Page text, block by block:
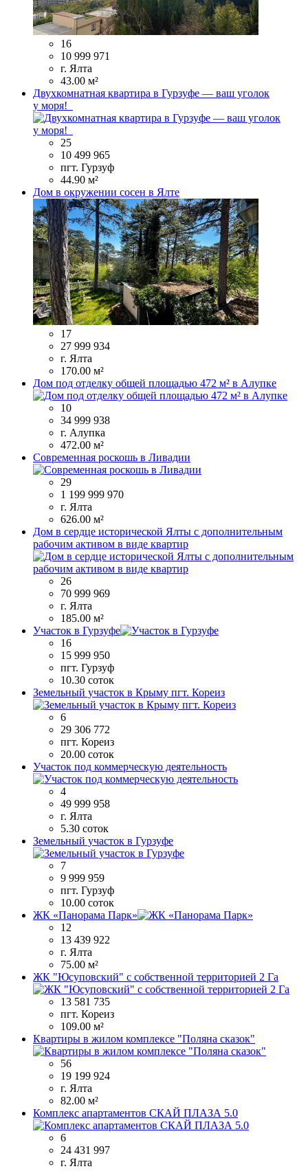
16
10 999 971
г. Ялта
43.00 м²
Двухкомнатная квартира в Гурзуфе — ваш уголок
у моря!
25
10 499 965
пгт. Гурзуф
44.90 м²
Дом в окружении сосен в Ялте
17
27 999 934
г. Ялта
170.00 м²
Дом под отделку общей площадью 472 м² в Алупке
10
34 999 938
г. Алупка
472.00 м²
Современная роскошь в Ливадии
29
1 199 999 970
г. Ялта
626.00 м²
Дом в сердце исторической Ялты с дополнительным
рабочим активом в виде квартир
26
70 999 969
г. Ялта
185.00 м²
Участок в Гурзуфе
16
15 999 950
пгт. Гурзуф
10.30 соток
Земельный участок в Крыму пгт. Кореиз
6
29 306 772
пгт. Кореиз
20.00 соток
Участок под коммерческую деятельность
4
49 999 958
г. Ялта
5.30 соток
Земельный участок в Гурзуфе
7
9 999 959
пгт. Гурзуф
10.00 соток
ЖК «Панорама Парк»
12
13 439 922
г. Ялта
75.00 м²
ЖК "Юсуповский" с собственной территорией 2 Га
13 581 735
пгт. Кореиз
109.00 м²
Квартиры в жилом комплексе "Поляна сказок"
56
19 199 924
г. Ялта
82.00 м²
Комплекс апартаментов СКАЙ ПЛАЗА 5.0
6
24 431 997
г. Ялта